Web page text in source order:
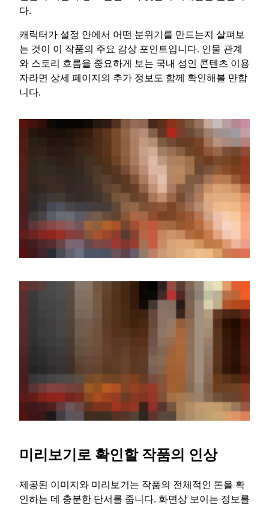
다.
캐릭터가 설정 안에서 어떤 분위기를 만드는지 살펴보
는 것이 이 작품의 주요 감상 포인트입니다. 인물 관계
와 스토리 흐름을 중요하게 보는 국내 성인 콘텐츠 이용
자라면 상세 페이지의 추가 정보도 함께 확인해볼 만합
니다.
미리보기로 확인할 작품의 인상
제공된 이미지와 미리보기는 작품의 전체적인 톤을 확
인하는 데 충분한 단서를 줍니다. 화면상 보이는 정보를